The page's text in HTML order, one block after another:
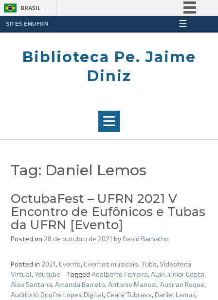
BRASIL
Participe
SITES EMUFRN ☰
Biblioteca Pe. Jaime
Diniz
Tag: Daniel Lemos
OctubaFest – UFRN 2021 V
Encontro de Eufônicos e Tubas
da UFRN [Evento]
Posted on 28 de outubro de 2021 byDavid Barbalho
Posted in 2021, Evento, Eventos musicais, Tuba, Videoteca
Virtual, Youtube Tagged Adalberto Ferreira, Alan Júnior Costa,
Alex Santana, Amanda Barreto, Antonio Manoel, Auciran Roque,
Auditório Onofre Lopes Digital, Ceará Tubrass, Daniel Lemos,